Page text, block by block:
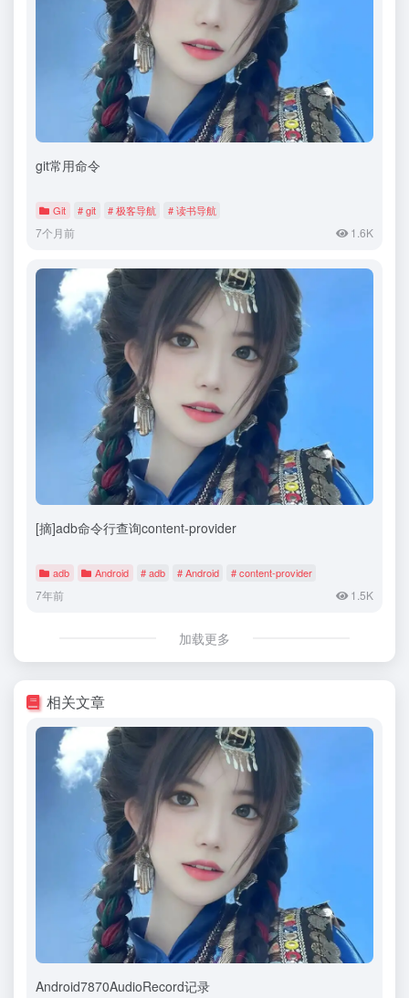
git常用命令
Git # git # 极客导航 # 读书导航
7个月前 1.6K
[摘]adb命令行查询content-provider
adb Android # adb # Android # content-provider
7年前 1.5K
加载更多
相关文章
Android7870AudioRecord记录